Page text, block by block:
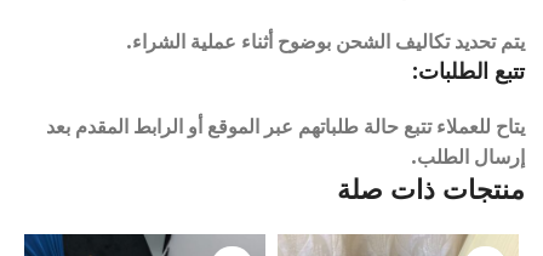
يتم تحديد تكاليف الشحن بوضوح أثناء عملية الشراء.
تتبع الطلبات:
يتاح للعملاء تتبع حالة طلباتهم عبر الموقع أو الرابط المقدم بعد
إرسال الطلب.
منتجات ذات صلة